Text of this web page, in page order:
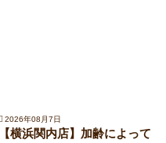
2026年08月7日
【横浜関内店】加齢によって